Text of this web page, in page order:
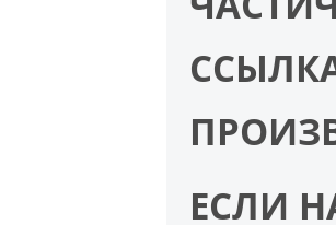
ЕСЛИ